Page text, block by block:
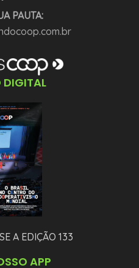
PAUTA:
DIGITAL
A EDIÇÃO 133
APP